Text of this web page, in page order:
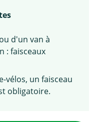
d'un van à
: faisceaux
vélos, un faisceau
obligatoire.